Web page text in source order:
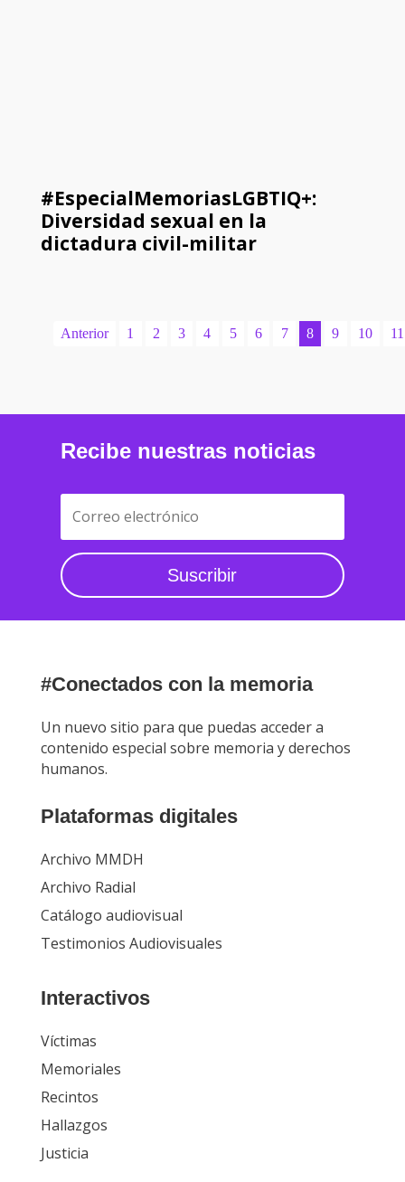
#EspecialMemoriasLGBTIQ+:
Diversidad sexual en la
dictadura civil-militar
Anterior 1 2 3 4 5 6 7 8 9 10 11
Recibe nuestras noticias
Suscribir
#Conectados con la memoria
Un nuevo sitio para que puedas acceder a
contenido especial sobre memoria y derechos
humanos.
Plataformas digitales
Archivo MMDH
Archivo Radial
Catálogo audiovisual
Testimonios Audiovisuales
Interactivos
Víctimas
Memoriales
Recintos
Hallazgos
Justicia